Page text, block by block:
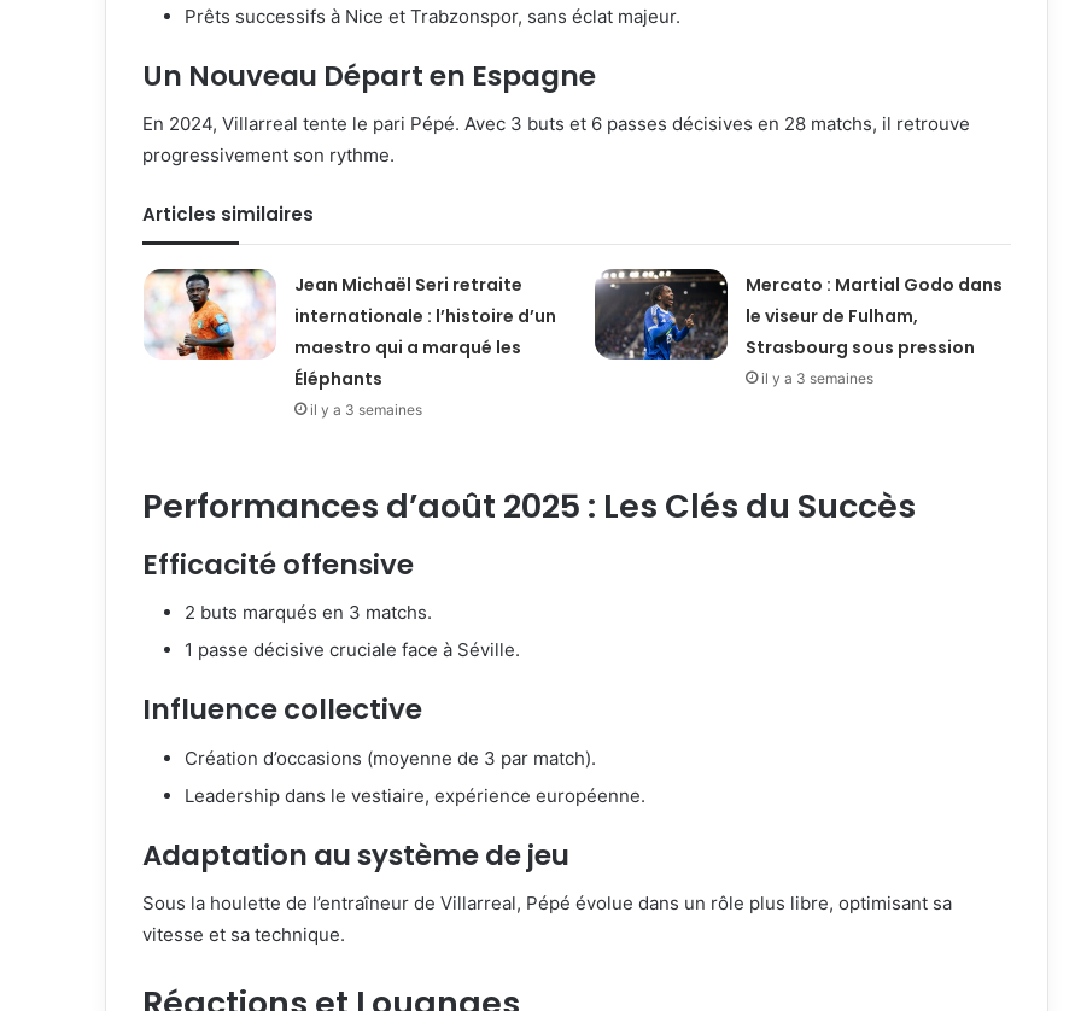
Prêts successifs à Nice et Trabzonspor, sans éclat majeur.
Un Nouveau Départ en Espagne
En 2024, Villarreal tente le pari Pépé. Avec 3 buts et 6 passes décisives en 28 matchs, il retrouve
progressivement son rythme.
Articles similaires
Jean Michaël Seri retraite
internationale : l’histoire d’un
maestro qui a marqué les
Éléphants
il y a 3 semaines
Mercato : Martial Godo dans
le viseur de Fulham,
Strasbourg sous pression
il y a 3 semaines
Performances d’août 2025 : Les Clés du Succès
Efficacité offensive
2 buts marqués en 3 matchs.
1 passe décisive cruciale face à Séville.
Influence collective
Création d’occasions (moyenne de 3 par match).
Leadership dans le vestiaire, expérience européenne.
Adaptation au système de jeu
Sous la houlette de l’entraîneur de Villarreal, Pépé évolue dans un rôle plus libre, optimisant sa
vitesse et sa technique.